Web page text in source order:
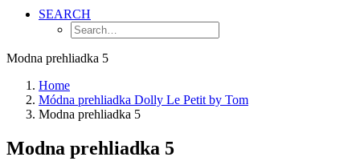
SEARCH
Modna prehliadka 5
Home
Módna prehliadka Dolly Le Petit by Tom
Modna prehliadka 5
Modna prehliadka 5